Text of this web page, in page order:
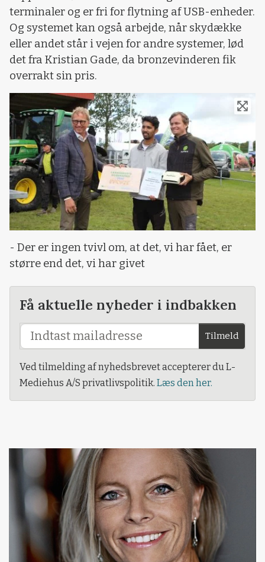
terminaler og er fri for flytning af USB-enheder.
Og systemet kan også arbejde, når skydække
eller andet står i vejen for andre systemer, lød
det fra Kristian Gade, da bronzevinderen fik
overrakt sin pris.
- Der er ingen tvivl om, at det, vi har fået, er
større end det, vi har givet
Få aktuelle nyheder i indbakken
Tilmeld
Ved tilmelding af nyhedsbrevet accepterer du L-
Mediehus A/S privatlivspolitik. Læs den her.